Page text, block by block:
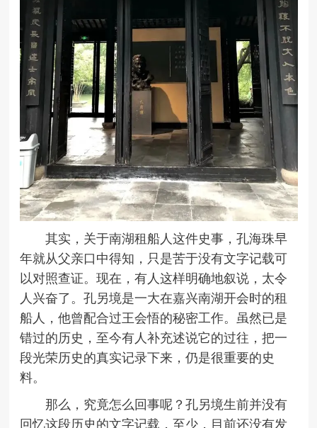
其实，关于南湖租船人这件史事，孔海珠早
年就从父亲口中得知，只是苦于没有文字记载可
以对照查证。现在，有人这样明确地叙说，太令
人兴奋了。孔另境是一大在嘉兴南湖开会时的租
船人，他曾配合过王会悟的秘密工作。虽然已是
错过的历史，至今有人补充述说它的过往，把一
段光荣历史的真实记录下来，仍是很重要的史
料。
那么，究竟怎么回事呢？孔另境生前并没有
回忆这段历史的文字记载，至少，目前还没有发